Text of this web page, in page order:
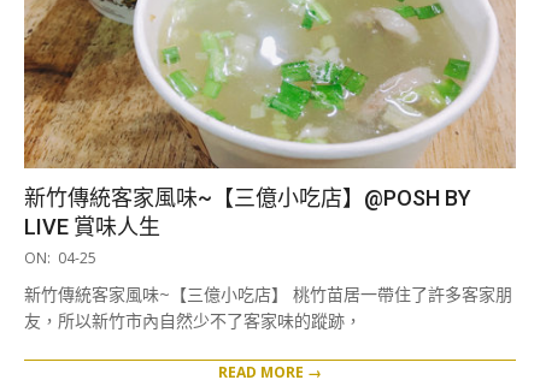
新竹傳統客家風味~【三億小吃店】@POSH BY
LIVE 賞味人生
2019-
25
ON: 04-25
新竹傳統客家風味~【三億小吃店】 桃竹苗居一帶住了許多客家朋
友，所以新竹市內自然少不了客家味的蹤跡，
READ MORE →